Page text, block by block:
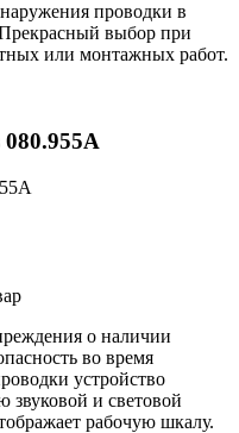
проводки в
выбор при
или монтажных работ.
о наличии
во время
устройство
звуковой и световой
рабочую шкалу.